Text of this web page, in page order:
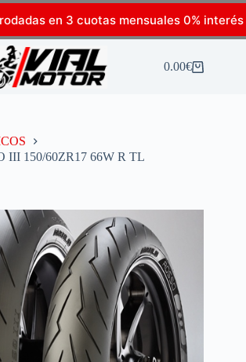
en 3 cuotas mensuales 0% interés
0.00€
III 150/60ZR17 66W R TL